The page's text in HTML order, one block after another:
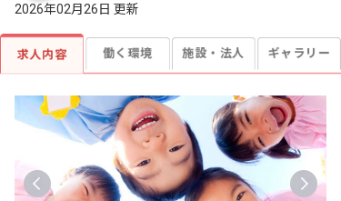
2026年02月26日 更新
求人内容 働く環境 施設・法人 ギャラリー